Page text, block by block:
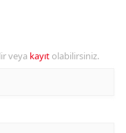
veya kayıt olabilirsiniz.